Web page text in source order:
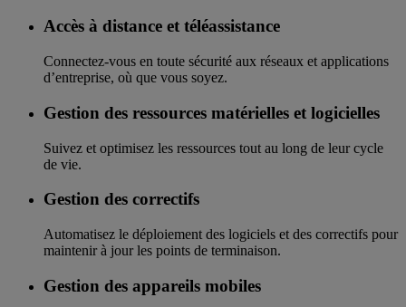
Accès à distance et téléassistance
Connectez-vous en toute sécurité aux réseaux et applications
d’entreprise, où que vous soyez.
Gestion des ressources matérielles et logicielles
Suivez et optimisez les ressources tout au long de leur cycle
de vie.
Gestion des correctifs
Automatisez le déploiement des logiciels et des correctifs pour
maintenir à jour les points de terminaison.
Gestion des appareils mobiles